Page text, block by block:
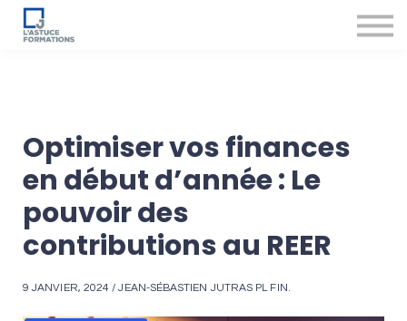
Accompagnement des conseillers
Optimiser vos finances
en début d’année : Le
pouvoir des
contributions au REER
9 JANVIER, 2024 / JEAN-SÉBASTIEN JUTRAS PL FIN.